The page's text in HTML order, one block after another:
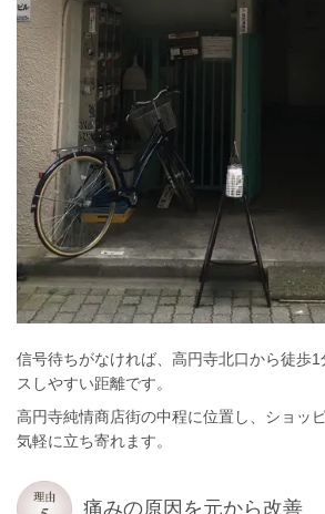
信号待ちがなければ、高円寺北口から徒歩
スしやすい距離です。
高円寺純情商店街の中程に位置し、ショッ
気軽に立ち寄れます。
痛みの原因を元から改善